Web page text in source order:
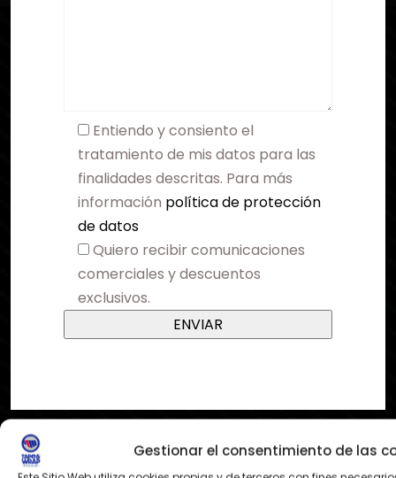
Gestionar el consentimiento de las
Entiendo y consiento el
tratamiento de mis datos para las
finalidades descritas. Para más
información política de protección
de datos
Quiero recibir comunicaciones
comerciales y descuentos
exclusivos.